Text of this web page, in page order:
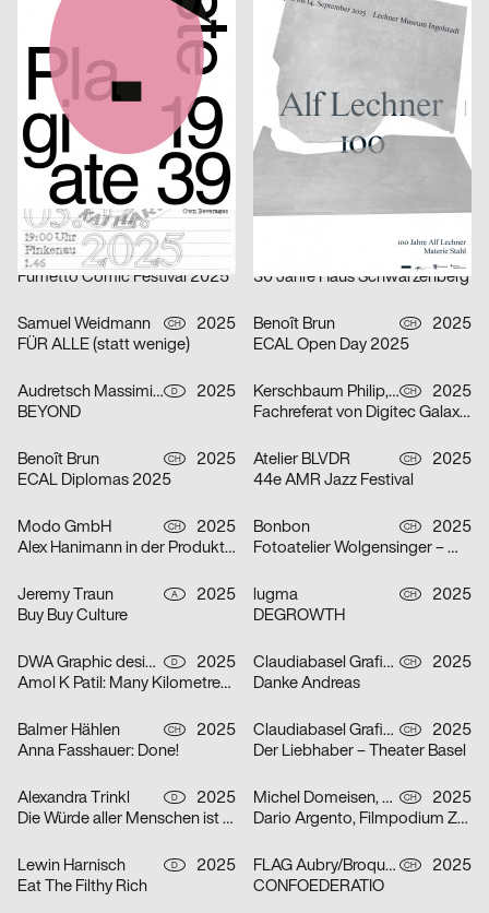
Double U
Alf Lechner 100 – Materie Stahl
Lukas Ruprecht D
2025
Bachelorprojekt „NEW FACES“
2025
ESAD Conference. Semantic Shapes
Onari Projects
2025
Confoederatio
Badesaison CH
2025
1. Mai 2025
Studio Speranza
2025
Elian Zeitel + Itakiry
From Letter to Gesture
Johnson / Kingston CH
Fumetto Comic Festival 2025
2025
30 Jahre Haus Schwarzenberg
Samuel Weidmann CH
2025
FÜR ALLE (statt wenige)
Benoît Brun CH
2025
ECAL Open Day 2025
Audretsch Massimiliano D
2025
BEYOND
Kerschbaum Philip, Fawad Qadire CH
2025
Fachreferat von Digitec Galaxus „Fast alles für fast jede*n“
Benoît Brun CH
2025
ECAL Diplomas 2025
Atelier BLVDR CH
2025
44e AMR Jazz Festival
Modo GmbH CH
2025
Alex Hanimann in der Produktionshalle von Tobias Lenggenhager
Bonbon CH
2025
Fotoatelier Wolgensinger – Mit vier Augen
Jeremy Traun A
2025
Buy Buy Culture
lugma CH
2025
DEGROWTH
DWA Graphic design department D
2025
Amol K Patil: Many Kilometres – Several Words
Claudiabasel Grafik + Interaktion CH
2025
Danke Andreas
Balmer Hählen CH
2025
Anna Fasshauer: Done!
Claudiabasel Grafik + Interaktion CH
2025
Der Liebhaber – Theater Basel
Alexandra Trinkl D
2025
Die Würde aller Menschen ist unantastbar.
Michel Domeisen, Emily Horrolt, Hannah Klarer CH
2025
Dario Argento, Filmpodium Zürich
Lewin Harnisch D
2025
Eat The Filthy Rich
FLAG Aubry/Broquard CH
2025
CONFOEDERATIO